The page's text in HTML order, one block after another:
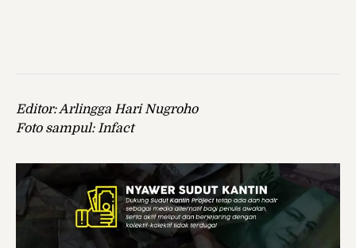
Editor: Arlingga Hari Nugroho
Foto sampul: Infact